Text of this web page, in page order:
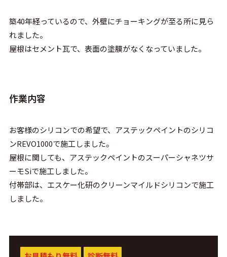
築40年経っているので、外壁にチョーキングが至る所に見ら
れました。
屋根はセメント瓦で、表面の塗膜がなくなっていました。
作業内容
お客様のシリコンでの希望で、アステックペイントのシリコ
ンREVO1000で施工しました。
屋根に関しても、アステックペイントのスーパーシャネツサ
ーモSiで施工しました。
付帯部は、エスケー化研のクリーンマイルドシリコンで施工
しました。